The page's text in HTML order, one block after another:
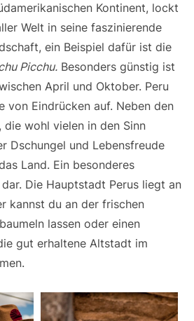
Kontinent, lockt
Welt in seine faszinierende
ein Beispiel dafür ist die
Picchu.Besonders günstig ist
April und Oktober. Peru
von Eindrücken auf. Neben den
die wohl vielen in den Sinn
Dschungel und Lebensfreude
Land. Ein besonderes
Die Hauptstadt Perus liegt an
kannst du an der frischen
lassen oder einen
gut erhaltene Altstadt im